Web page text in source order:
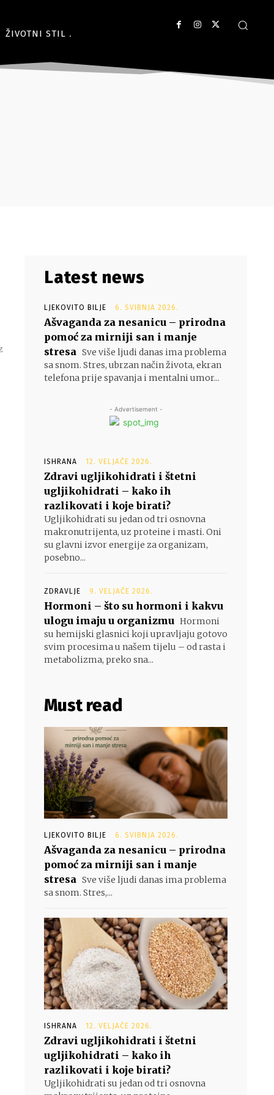
ŽIVOTNI STIL
Latest news
LJEKOVITO BILJE 6. SVIBNJA 2026.
Ašvaganda za nesanicu – prirodna
pomoć za mirniji san i manje
stresa Sve više ljudi danas ima problema
sa snom. Stres, ubrzan način života, ekran
telefona prije spavanja i mentalni umor...
- Advertisement -
ISHRANA 12. VELJAČE 2026.
Zdravi ugljikohidrati i štetni
ugljikohidrati – kako ih
razlikovati i koje birati?
Ugljikohidrati su jedan od tri osnovna
makronutrijenta, uz proteine i masti. Oni
su glavni izvor energije za organizam,
posebno...
ZDRAVLJE 9. VELJAČE 2026.
Hormoni – što su hormoni i kakvu
ulogu imaju u organizmu Hormoni
su hemijski glasnici koji upravljaju gotovo
svim procesima u našem tijelu – od rasta i
metabolizma, preko sna...
Must read
LJEKOVITO BILJE 6. SVIBNJA 2026.
Ašvaganda za nesanicu – prirodna
pomoć za mirniji san i manje
stresa Sve više ljudi danas ima problema
sa snom. Stres,...
ISHRANA 12. VELJAČE 2026.
Zdravi ugljikohidrati i štetni
ugljikohidrati – kako ih
razlikovati i koje birati?
Ugljikohidrati su jedan od tri osnovna